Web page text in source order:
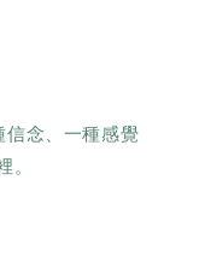
信念、一種感覺
。